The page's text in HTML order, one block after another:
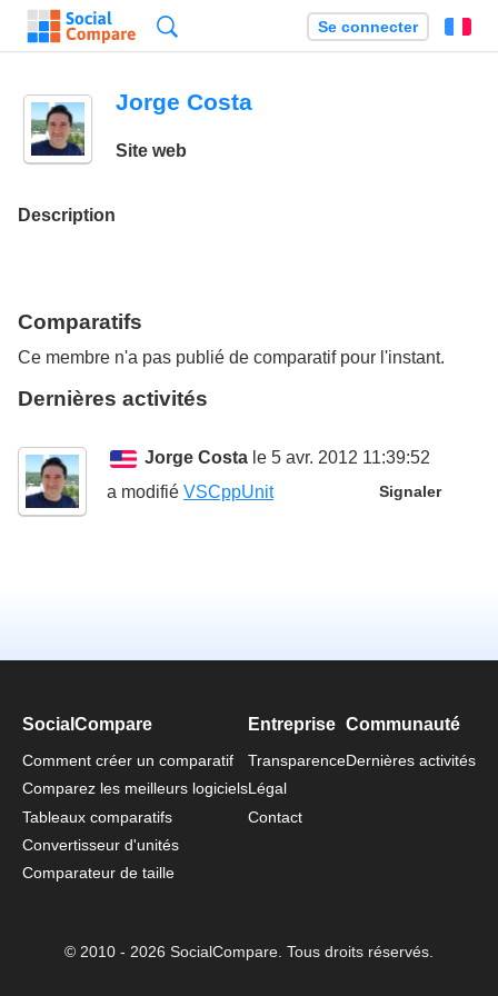
Se connecter
Jorge Costa
Site web
Description
Comparatifs
Ce membre n'a pas publié de comparatif pour l'instant.
Dernières activités
Jorge Costa le 5 avr. 2012 11:39:52
Signaler
a modifié VSCppUnit
SocialCompare
Comment créer un comparatif
Comparez les meilleurs logiciels
Tableaux comparatifs
Convertisseur d'unités
Comparateur de taille
Entreprise
Transparence
Légal
Contact
Communauté
Dernières activités
© 2010 - 2026 SocialCompare. Tous droits réservés.